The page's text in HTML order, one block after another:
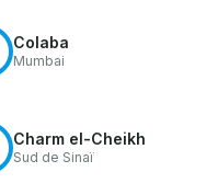
Colaba
Mumbai
Charm el-Cheikh
Sud de Sinaï